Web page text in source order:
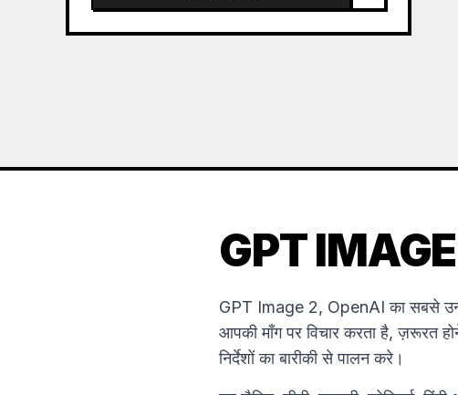
GPT IMAGE
GPT Image 2, OpenAI का सबसे
आपकी माँग पर विचार करता है, ज़रूरत
निर्देशों का बारीकी से पालन करे।